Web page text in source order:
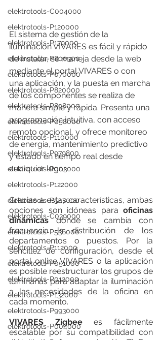
elektrotools-C004000
elektrotools-P120000
elektrotools-P179000
elektrotools-P800300
elektrotools-P070000
elektrotools-P820000
elektrotools-P898000
elektrotools-P058000
elektrotools-P110000
elektrotools-P979800
elektrotools-P003000
elektrotools-P122000
elektrotools-P547000
elektrotools-C039000
elektrotools-P536000
elektrotools-P112000
elektrotools-P051000
elektrotools-P012000
elektrotools-P132000
elektrotools-P993000
elektrotools-P004000
El sistema de gestión de la
iluminación VIVARES es fácil y rápido
de instalar, se maneja desde la web
mediante el portal VIVARES o con
una aplicación, y la puesta en marcha
de los componentes se realiza de
manera simple y rápida. Presenta una
programación intuitiva, con acceso
remoto opcional, y ofrece monitoreo
de energía, mantenimiento predictivo
y estado en tiempo real desde
cualquier lugar.
Gracias a estas características, ambas
opciones son idóneas para oficinas
dinámicas donde se cambia con
frecuencia la distribución de los
departamentos o puestos. Por la
sencillez de configuración, desde el
portal online VIVARES o la aplicación
es posible reestructurar los grupos de
luminarias para adaptar la iluminación
a las necesidades de la oficina en
cada momento.
VIVARES Zigbee es fácilmente
escalable por su compatibilidad con